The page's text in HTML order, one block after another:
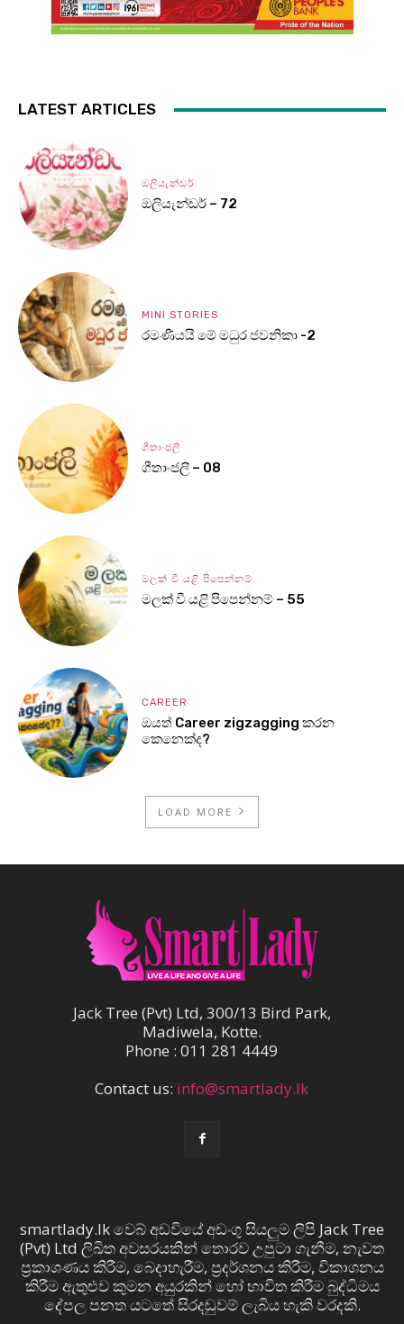
LATEST ARTICLES
ඔලියැන්ඩර්
ඔලියැන්ඩර් – 72
MINI STORIES
රමණීයයි මේ මධුර ජවනිකා -2
ගීතාංජලී
ගීතාංජලී – 08
මලක් වී යළි පිපෙන්නම්
මලක් වී යළි පිපෙන්නම් – 55
CAREER
ඔයත් Career zigzagging කරන
කෙනෙක්ද?
LOAD MORE
Jack Tree (Pvt) Ltd, 300/13 Bird Park,
Madiwela, Kotte.
Phone : 011 281 4449
Contact us: info@smartlady.lk
smartlady.lk වෙබ් අඩවියේ අඩංගු සියලුම ලිපි Jack Tree
(Pvt) Ltd ලිඛිත අවසරයකින් තොරව උපුටා ගැනීම, නැවත
ප්‍රකාශණය කිරීම, බෙදාහැරීම, ප්‍රදර්ශනය කිරීම, විකාශනය
කිරීම ඇතුළුව කුමන අයුරකින් හෝ භාවිත කිරීම බුද්ධිමය
දේපල පනත යටතේ සිරදඬුවම් ලැබිය හැකි වරදකි.